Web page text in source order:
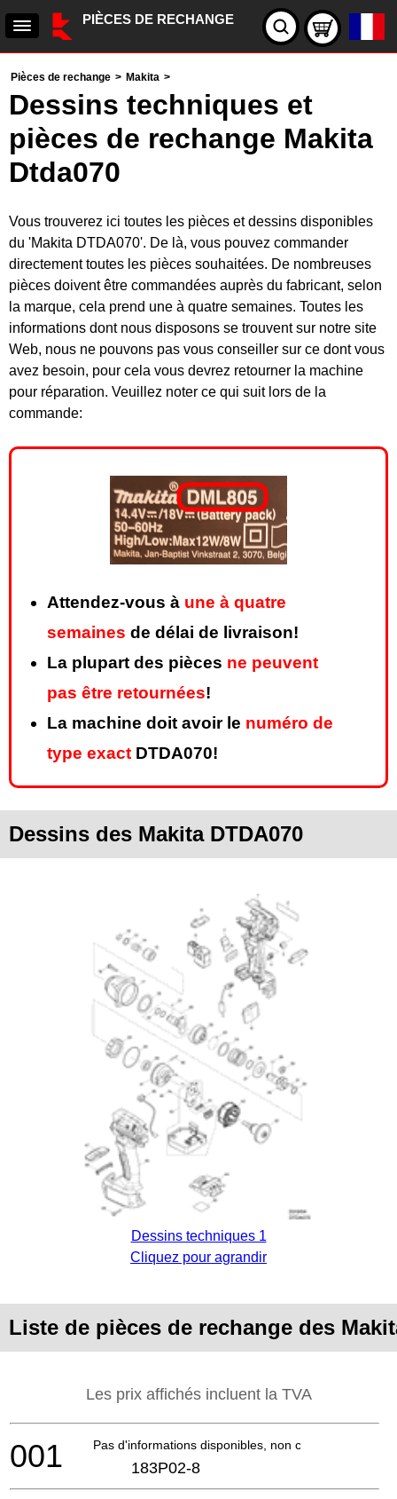
PIÈCES DE RECHANGE
Pièces de rechange > Makita >
Dessins techniques et
pièces de rechange Makita
Dtda070
Vous trouverez ici toutes les pièces et dessins disponibles
du 'Makita DTDA070'. De là, vous pouvez commander
directement toutes les pièces souhaitées. De nombreuses
pièces doivent être commandées auprès du fabricant, selon
la marque, cela prend une à quatre semaines. Toutes les
informations dont nous disposons se trouvent sur notre site
Web, nous ne pouvons pas vous conseiller sur ce dont vous
avez besoin, pour cela vous devrez retourner la machine
pour réparation. Veuillez noter ce qui suit lors de la
commande:
Attendez-vous à une à quatre
semaines de délai de livraison!
La plupart des pièces ne peuvent
pas être retournées!
La machine doit avoir le numéro de
type exact DTDA070!
Dessins des Makita DTDA070
Dessins techniques 1
Cliquez pour agrandir
Liste de pièces de rechange des
Les prix affichés incluent la TVA
Pas d'informations disponibles, non commandable
001 183P02-8